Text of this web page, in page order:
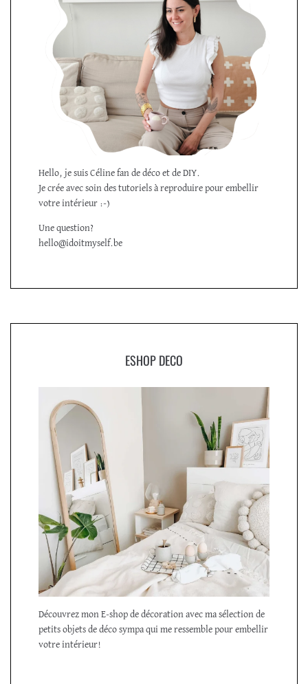
Hello, je suis Céline fan de déco et de DIY.
Je crée avec soin des tutoriels à reproduire pour embellir
votre intérieur :-)
Une question?
hello@idoitmyself.be
ESHOP DECO
Découvrez mon E-shop de décoration avec ma sélection de
petits objets de déco sympa qui me ressemble pour embellir
votre intérieur!